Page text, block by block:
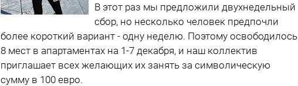
В этот раз мы предложили двухнедельный
сбор, но несколько человек предпочли
более короткий вариант - одну неделю. Поэтому освободилось
8 мест в апартаментах на 1-7 декабря, и наш коллектив
приглашает всех желающих их занять за символическую
сумму в 100 евро.